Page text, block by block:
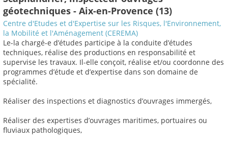
géotechniques - Aix-en-Provence (13)
Centre d'Etudes et d'Expertise sur les Risques, l'Environnement,
la Mobilité et l'Aménagement (CEREMA)
Le-la chargé-e d’études participe à la conduite d’études
techniques, réalise des productions en responsabilité et
supervise les travaux. Il-elle conçoit, réalise et/ou coordonne des
programmes d’étude et d’expertise dans son domaine de
spécialité.
Réaliser des inspections et diagnostics d’ouvrages immergés,
Réaliser des expertises d’ouvrages maritimes, portuaires ou
fluviaux pathologiques,